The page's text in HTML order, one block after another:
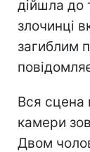
дійшла до
злочинці
загиблим
Вся сцена
камери
Двом